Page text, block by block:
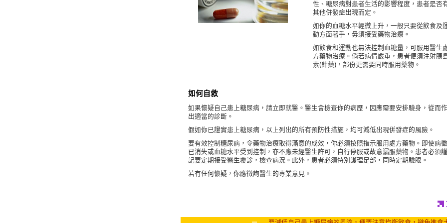
性、糖尿病對患者生活的影響程度，患者是否
其他併發症出現而定。
如你的血糖水平輕微上升，一般只要從飲食及
動方面著手，毋須接受藥物治療。
如飲食和運動也無法控制血糖量，可服用醫生
方藥物治療。倘若病情嚴重，患者便須注射胰
素(針藥)，部份更需要同時服用藥物。
如何自救
如果懷疑自己患上糖尿病，請立即就醫。醫生會檢查你的病歷，因應需要安排驗身，從而作
出適當的診斷。
假如你已證實患上糖尿病，以上列出的所有預防性措施，均可減低出現併發症的風險。
要有效控制糖尿病，令藥物治療取得滿意的成效，你必須按照指示服用處方藥物。即使病徵
已消失或血糖水平受到控制，亦不應未經醫生許可，自行停服或故意漏服藥物。患者必須謹
記要定期接受醫生覆診，檢查病況。此外，患者必須特別護理足部，同時定期驗眼。
若有任何懷疑，你應徵詢醫生的專業意見。